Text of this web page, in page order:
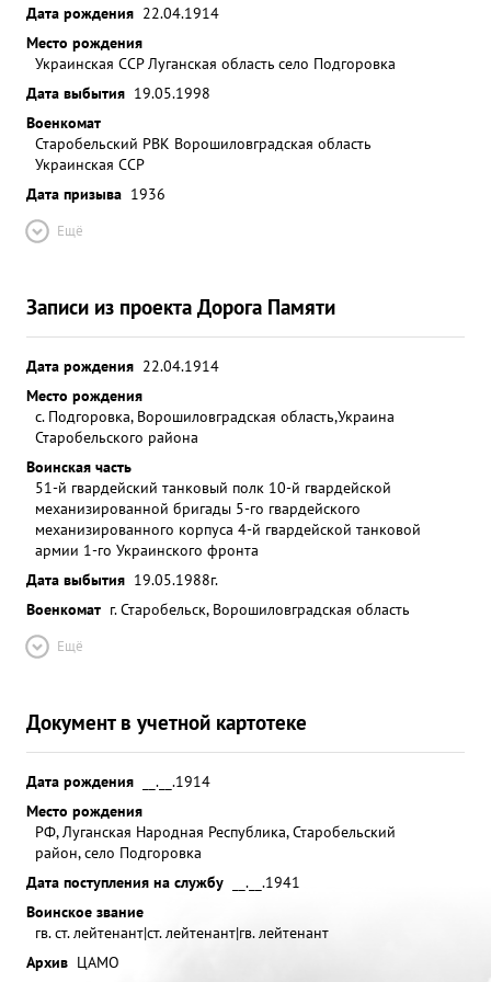
отвагу про явленные в боях с немецкими
захватчиками тов. Деревянно достоин
присвоения звания - ГЕРОЙ СОВЕТСКОГО сою- ЗА.
ный танковый ...»
Дата рождения 22.04.1914
Место рождения
Украинская ССР Луганская область село Подгоровка
Дата выбытия 19.05.1998
Военкомат
Старобельский РВК Ворошиловградская область
Украинская ССР
Дата призыва 1936
Ещё
Записи из проекта Дорога Памяти
Дата рождения 22.04.1914
Место рождения
с. Подгоровка, Ворошиловградская область,Украина
Старобельского района
Воинская часть
51-й гвардейский танковый полк 10-й гвардейской
механизированной бригады 5-го гвардейского
механизированного корпуса 4-й гвардейской танковой
армии 1-го Украинского фронта
Дата выбытия 19.05.1988г.
Военкомат г. Старобельск, Ворошиловградская область
Ещё
Документ в учетной картотеке
Дата рождения
__.__.1914
Место рождения
РФ, Луганская Народная Республика, Старобельский
район, село Подгоровка
Дата поступления на службу
__.__.1941
Воинское звание
гв. ст. лейтенант|ст. лейтенант|гв. лейтенант
Архив ЦАМО